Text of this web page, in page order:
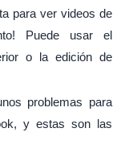
para ver videos de
Puede usar el
o la edición de
problemas para
y estas son las